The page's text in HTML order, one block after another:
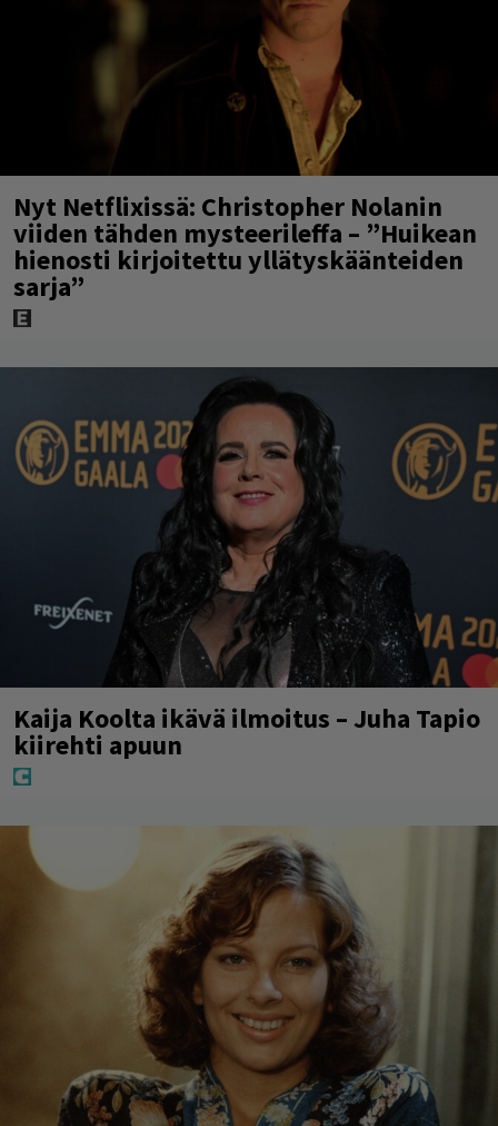
Nyt Netflixissä: Christopher Nolanin
viiden tähden mysteerileffa – ”Huikean
hienosti kirjoitettu yllätyskäänteiden
sarja”
Kaija Koolta ikävä ilmoitus – Juha Tapio
kiirehti apuun